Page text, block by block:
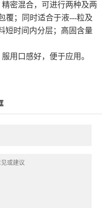
密混合，可进行两种及两
覆；同时适合于液---粒及
短时间内分层；高固含量
用口感好，便于应用。